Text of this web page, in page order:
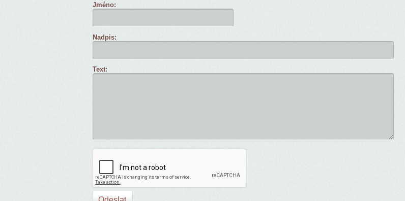
Jméno:
Nadpis:
Text: